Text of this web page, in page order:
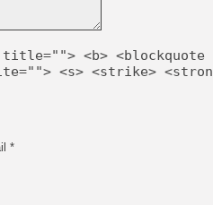
<b> <blockquote
<s> <strike>
*